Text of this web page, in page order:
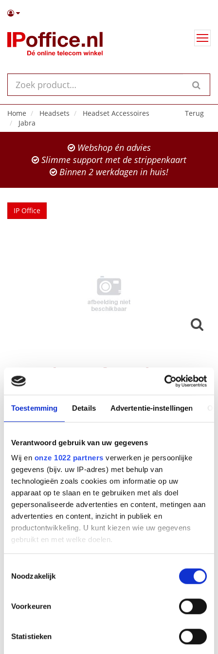
Toestemming Details Advertentie-instellingen
Verantwoord gebruik van uw gegevens
Wij en onze 1022 partners verwerken je persoonlijke
gegevens (bijv. uw IP-adres) met behulp van
technologieën zoals cookies om informatie op uw
apparaat op te slaan en te gebruiken met als doel
gepersonaliseerde advertenties en content, metingen aan
advertenties en content, inzicht in publiek en
productontwikkeling. U kunt kiezen wie uw gegevens
gebruikt en met welke doelen.
Informatie verzamelen over uw geografische
Uw apparaat identificeren door het actief te
scannen op specifieke eigenschappen (fingerprinting)
verwerkt en stel uw voorkeuren in het
detailgedeelte in.
Noodzakelijk
Voorkeuren
Statistieken
Terug
Home Headsets
Headset Accessoires
Jabra
Webshop én advies
Slimme support met de strippenkaart
Binnen 2 werkdagen in huis!
IP Office
EHS adapter for Polycom
14201-17
EAN code
5706991007602
Bruto advies prijs
€ 65,00 € 65 incl.btw
€40,44 (€ 48,93 incl.btw)
Elektronische haakschakelaar om gesprekken aan te nemen
Polycom
IP330